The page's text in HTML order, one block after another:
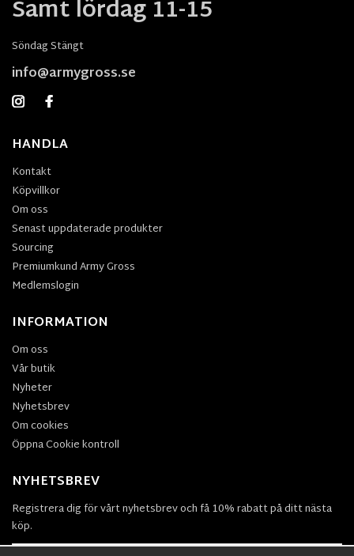
Samt lördag 11-15
Söndag Stängt
info@armygross.se
HANDLA
Kontakt
Köpvillkor
Om oss
Senast uppdaterade produkter
Sourcing
Premiumkund Army Gross
Medlemslogin
INFORMATION
Om oss
Vår butik
Nyheter
Nyhetsbrev
Om cookies
Öppna Cookie kontroll
NYHETSBREV
Registrera dig för vårt nyhetsbrev och få 10% rabatt på ditt nästa
köp.